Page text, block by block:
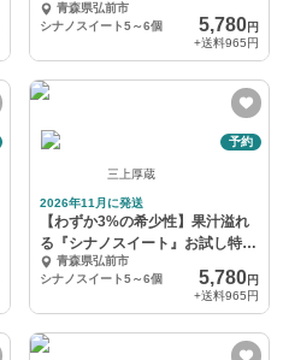
5～6個☆10月予約
青森県弘前市
シナノスイート5～6個
5,780円
+送料965円
予約
三上厚蔵
2026年11月に発送
【わずか3%の希少性】果汁溢れ
る『シナノスイート』お試し特価
5～6個☆11月予約
青森県弘前市
シナノスイート5～6個
5,780円
+送料965円